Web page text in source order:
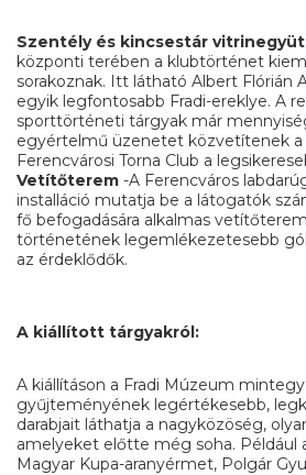
Szentély és kincsestár
központi terében a klubtörténet
sorakoznak. Itt látható Albert Flórián
egyik legfontosabb Fradi-ereklye. A
sporttörténeti tárgyak már
egyértelmű üzenetet közvetítenek a
Ferencvárosi Torna Club a
Vetítőterem -A Ferencváros
installáció mutatja be a látogatók
fő befogadására alkalmas
történetének legemlékezetesebb
az érdeklődők.
A kiállított tárgyakról:
A kiállításon a Fradi Múzeum
gyűjteményének legértékesebb,
darabjait láthatja a nagyközöség,
amelyeket előtte még soha. Például
Magyar Kupa-aranyérmet, Polgár